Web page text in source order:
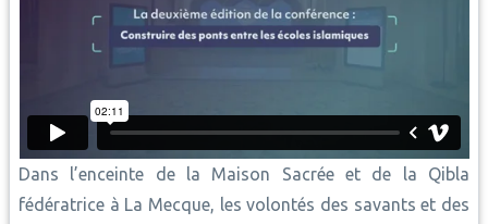
Dans l’enceinte de la Maison Sacrée et de la Qibla
fédératrice à La Mecque, les volontés des savants et des